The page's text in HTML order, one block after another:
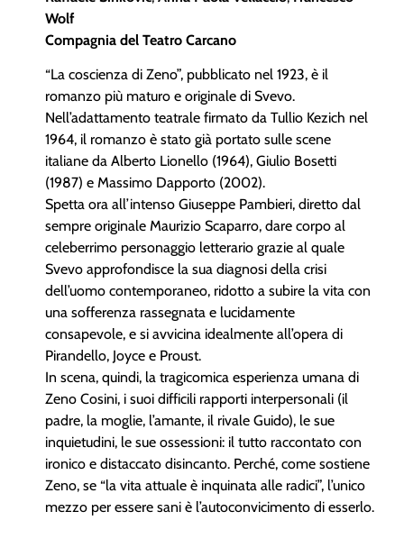
Wolf
Compagnia del Teatro Carcano
“La coscienza di Zeno”, pubblicato nel 1923, è il
romanzo più maturo e originale di Svevo.
Nell’adattamento teatrale firmato da Tullio Kezich nel
1964, il romanzo è stato già portato sulle scene
italiane da Alberto Lionello (1964), Giulio Bosetti
(1987) e Massimo Dapporto (2002).
Spetta ora all’intenso Giuseppe Pambieri, diretto dal
sempre originale Maurizio Scaparro, dare corpo al
celeberrimo personaggio letterario grazie al quale
Svevo approfondisce la sua diagnosi della crisi
dell’uomo contemporaneo, ridotto a subire la vita con
una sofferenza rassegnata e lucidamente
consapevole, e si avvicina idealmente all’opera di
Pirandello, Joyce e Proust.
In scena, quindi, la tragicomica esperienza umana di
Zeno Cosini, i suoi difficili rapporti interpersonali (il
padre, la moglie, l’amante, il rivale Guido), le sue
inquietudini, le sue ossessioni: il tutto raccontato con
ironico e distaccato disincanto. Perché, come sostiene
Zeno, se “la vita attuale è inquinata alle radici”, l’unico
mezzo per essere sani è l’autoconvicimento di esserlo.